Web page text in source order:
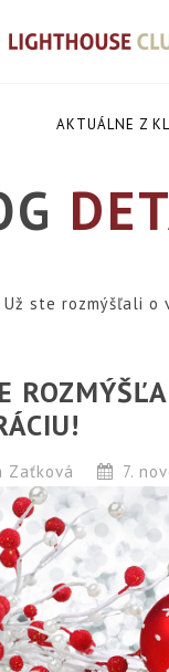
AKTUÁLNE Z
Už ste rozmýšľali o
Zaťková 7.